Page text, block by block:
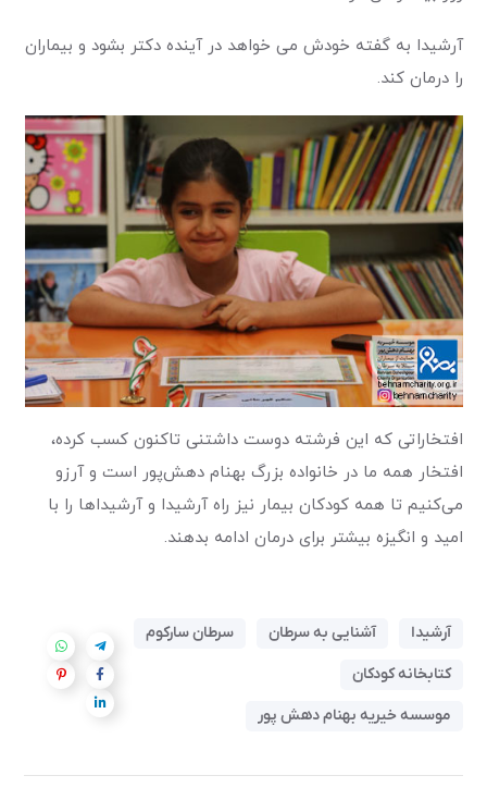
آرشیدا به گفته خودش می خواهد در آینده دکتر بشود و بیماران
را درمان کند.
افتخاراتی که این فرشته دوست داشتنی تاکنون کسب کرده،
افتخار همه ما در خانواده بزرگ بهنام دهش‌پور است و آرزو
می‌کنیم تا همه کودکان بیمار نیز راه آرشیدا و آرشیداها را با
امید و انگیزه بیشتر برای درمان ادامه بدهند.
آرشیدا آشنایی به سرطان
سرطان سارکوم
کتابخانه کودکان
موسسه خیریه بهنام دهش پور